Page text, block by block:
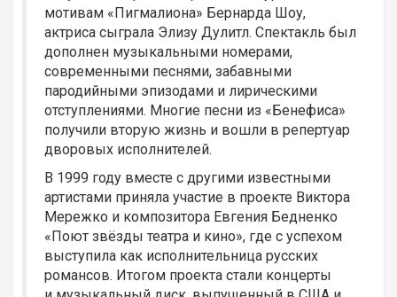
мотивам «Пигмалиона» Бернарда Шоу,
актриса сыграла Элизу Дулитл. Спектакль был
дополнен музыкальными номерами,
современными песнями, забавными
пародийными эпизодами и лирическими
отступлениями. Многие песни из «Бенефиса»
получили вторую жизнь и вошли в репертуар
дворовых исполнителей.
В 1999 году вместе с другими известными
артистами приняла участие в проекте Виктора
Мережко и композитора Евгения Бедненко
«Поют звёзды театра и кино», где с успехом
выступила как исполнительница русских
романсов. Итогом проекта стали концерты